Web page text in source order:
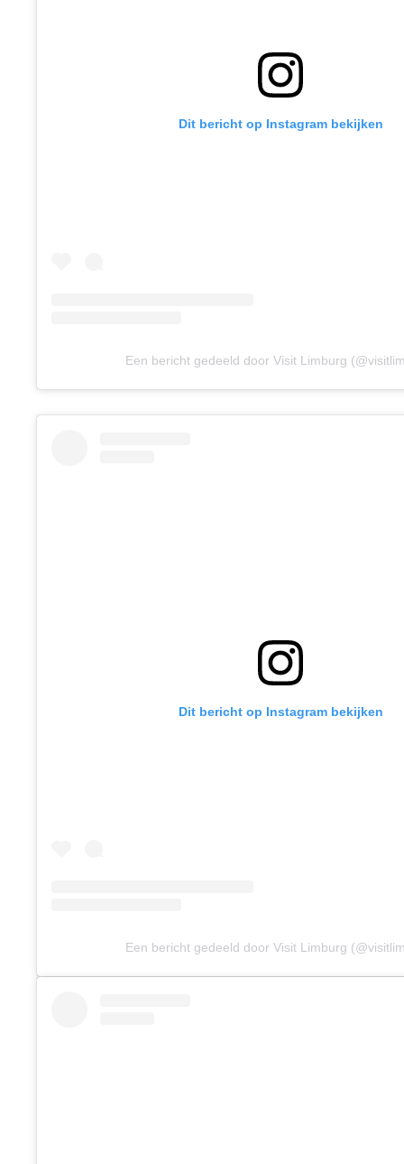
Dit bericht op Instagram bekijken
Een bericht gedeeld door Visit Limburg
Dit bericht op Instagram bekijken
Een bericht gedeeld door Visit Limburg